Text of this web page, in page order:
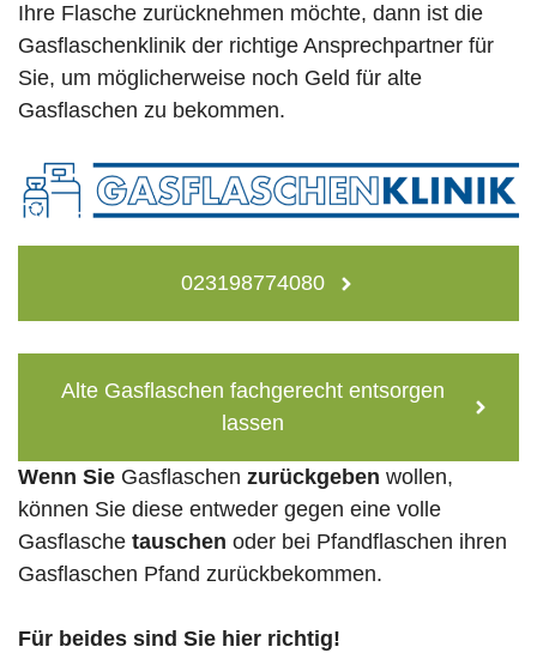
Ihre Flasche zurücknehmen möchte, dann ist die
Gasflaschenklinik der richtige Ansprechpartner für
Sie, um möglicherweise noch Geld für alte
Gasflaschen zu bekommen.
023198774080
Alte Gasflaschen fachgerecht entsorgen
lassen
Wenn Sie Gasflaschen zurückgeben wollen,
können Sie diese entweder gegen eine volle
Gasflasche tauschen oder bei Pfandflaschen ihren
Gasflaschen Pfand zurückbekommen.
Für beides sind Sie hier richtig!